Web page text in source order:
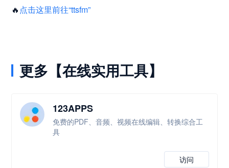
🔥 点击这里前往“ttsfm”
更多【在线实用工具】
123APPS
免费的PDF、音频、视频在线编辑、转换综合工
具
访问